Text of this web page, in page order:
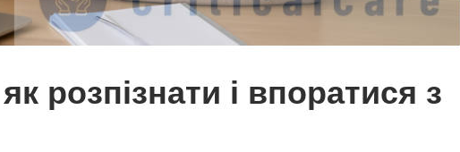
розпізнати і впоратися з